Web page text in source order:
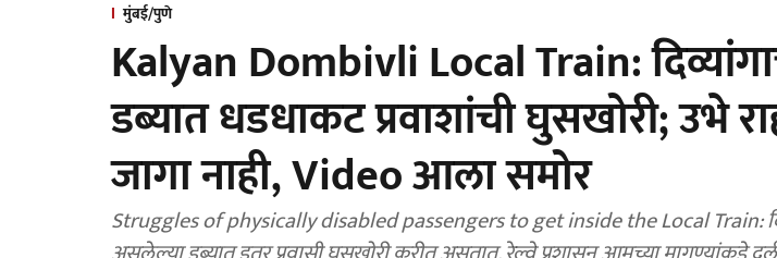
मुंबई/पुणे
Kalyan Dombivli Local Train:
डब्यात धडधाकट प्रवाशांची घुसखोरी; उभे
जागा नाही, Video आला समोर
Struggles of physically disabled passengers to get inside the Local Train: